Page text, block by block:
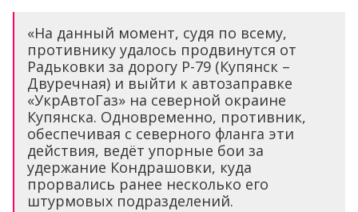
«На данный момент, судя по всему,
противнику удалось продвинутся от
Радьковки за дорогу Р-79 (Купянск –
Двуречная) и выйти к автозаправке
«УкрАвтоГаз» на северной окраине
Купянска. Одновременно, противник,
обеспечивая с северного фланга эти
действия, ведёт упорные бои за
удержание Кондрашовки, куда
прорвались ранее несколько его
штурмовых подразделений.